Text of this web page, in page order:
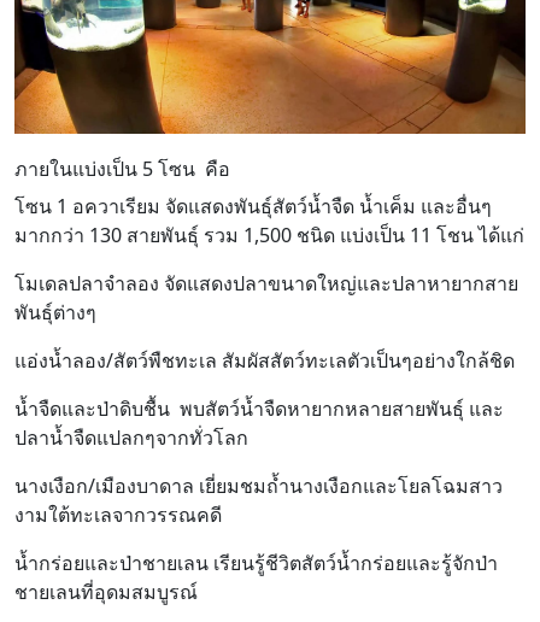
ภายในแบ่งเป็น 5 โซน คือ
โซน 1 อควาเรียม จัดแสดงพันธุ์สัตว์น้ำจืด น้ำเค็ม และอื่นๆ
มากกว่า 130 สายพันธุ์ รวม 1,500 ชนิด แบ่งเป็น 11 โชน ได้แก่
โมเดลปลาจำลอง จัดแสดงปลาขนาดใหญ่และปลาหายากสาย
พันธุ์ต่างๆ
แอ่งน้ำลอง/สัตว์พืชทะเล สัมผัสสัตว์ทะเลตัวเป็นๆอย่างใกล้ชิด
น้ำจืดและป่าดิบชื้น พบสัตว์น้ำจืดหายากหลายสายพันธุ์ และ
ปลาน้ำจืดแปลกๆจากทั่วโลก
นางเงือก/เมืองบาดาล เยี่ยมชมถ้ำนางเงือกและโยลโฉมสาว
งามใต้ทะเลจากวรรณคดี
น้ำกร่อยและป่าชายเลน เรียนรู้ชีวิตสัตว์น้ำกร่อยและรู้จักป่า
ชายเลนที่อุดมสมบูรณ์